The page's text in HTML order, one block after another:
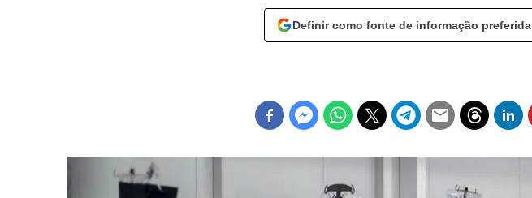
Definir como fonte de informação preferida